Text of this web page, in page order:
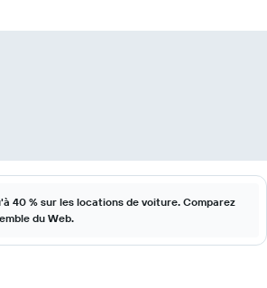
40 % sur les locations de voiture. Comparez
du Web.